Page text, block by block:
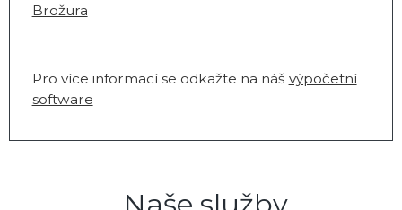
Brožura
Pro více informací se odkažte na náš výpočetní
software